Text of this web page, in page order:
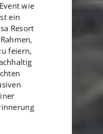
wie
ein
Resort
feiern,